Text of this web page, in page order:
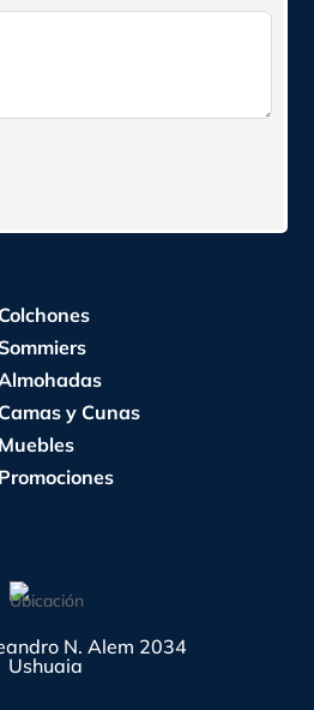
y Cunas
Muebles
Promociones
N. Alem 2034
Ushuaia